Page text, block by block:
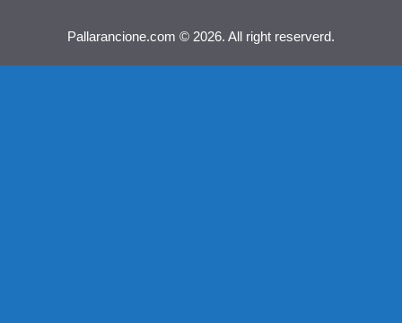
Pallarancione.com © 2026. All right reserverd.